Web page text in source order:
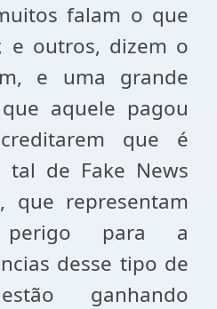
falam o que
e outros, dizem o
e uma grande
aquele pagou
que é
de Fake News
que representam
para a
desse tipo de
ganhando